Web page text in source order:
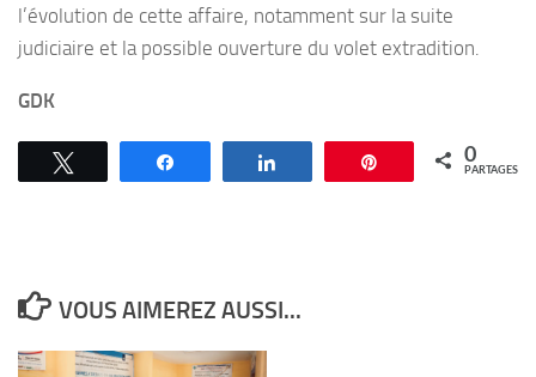
l’évolution de cette affaire, notamment sur la suite
judiciaire et la possible ouverture du volet extradition.
GDK
Épingle 0
PARTAGES
VOUS AIMEREZ AUSSI...